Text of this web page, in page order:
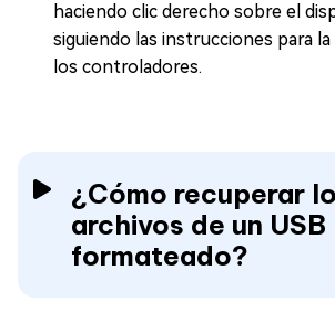
haciendo clic derecho sobre el
siguiendo las instrucciones para
los controladores.
¿Cómo recuperar
archivos de un USB
formateado?